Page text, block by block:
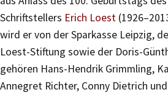
Schriftstellers Erich Loest
wird er von der Sparkasse Leipzig,
Loest-Stiftung sowie der Doris-
gehören Hans-Hendrik Grimmling,
Annegret Richter, Conny Dietrich